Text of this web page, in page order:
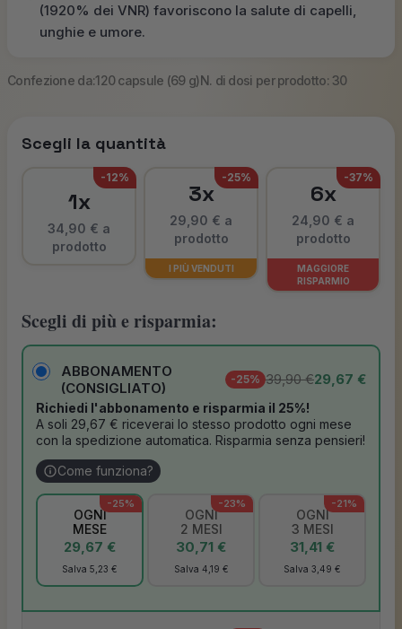
(1920% dei VNR) favoriscono la salute di capelli,
unghie e umore.
Confezione da:120 capsule (69 g)N. di dosi per prodotto: 30
Scegli la quantità
-12%
1x
34,90 € a
prodotto
-25%
3x
29,90 € a
prodotto
I PIÙ VENDUTI
-37%
6x
24,90 € a
prodotto
MAGGIORE
RISPARMIO
Scegli di più e risparmia:
ABBONAMENTO
(CONSIGLIATO)
-25% 39,90 €29,67 €
Richiedi l'abbonamento e risparmia il 25%!
A soli 29,67 € riceverai lo stesso prodotto ogni mese
con la spedizione automatica. Risparmia senza pensieri!
Come funziona?
-25%
OGNI
MESE
29,67 €
Salva 5,23 €
-23%
OGNI
2 MESI
30,71 €
Salva 4,19 €
-21%
OGNI
3 MESI
31,41 €
Salva 3,49 €